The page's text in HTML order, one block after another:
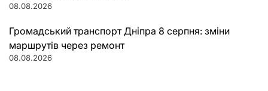
08.08.2026
Громадський транспорт Дніпра 8 серпня: зміни
маршрутів через ремонт
08.08.2026